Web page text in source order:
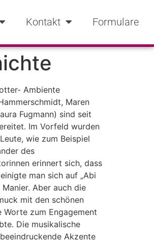
Kontakt Formulare
Ambiente
Maren
Fugmann) sind seit
Im Vorfeld wurden
wie zum Beispiel
des
erinnert sich, dass
man sich auf „Abi
Aber auch die
mit den schönen
zum Engagement
Die musikalische
Akzente